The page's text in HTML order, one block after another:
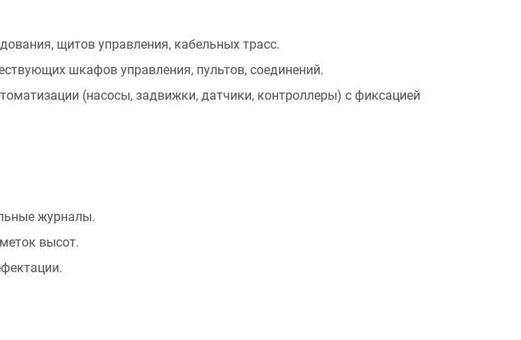
щитов управления, кабельных трасс.
шкафов управления, пультов, соединений.
(насосы, задвижки, датчики, контроллеры) с фиксацией
журналы.
высот.